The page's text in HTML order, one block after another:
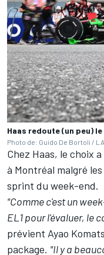
Haas redoute (un peu)
Photo de: Guido De Bortoli /
Chez Haas, le choix
à Montréal malgré
sprint du week-end.
"Comme c'est un
EL1 pour l'évaluer, le
prévient Ayao
package. "Il y a